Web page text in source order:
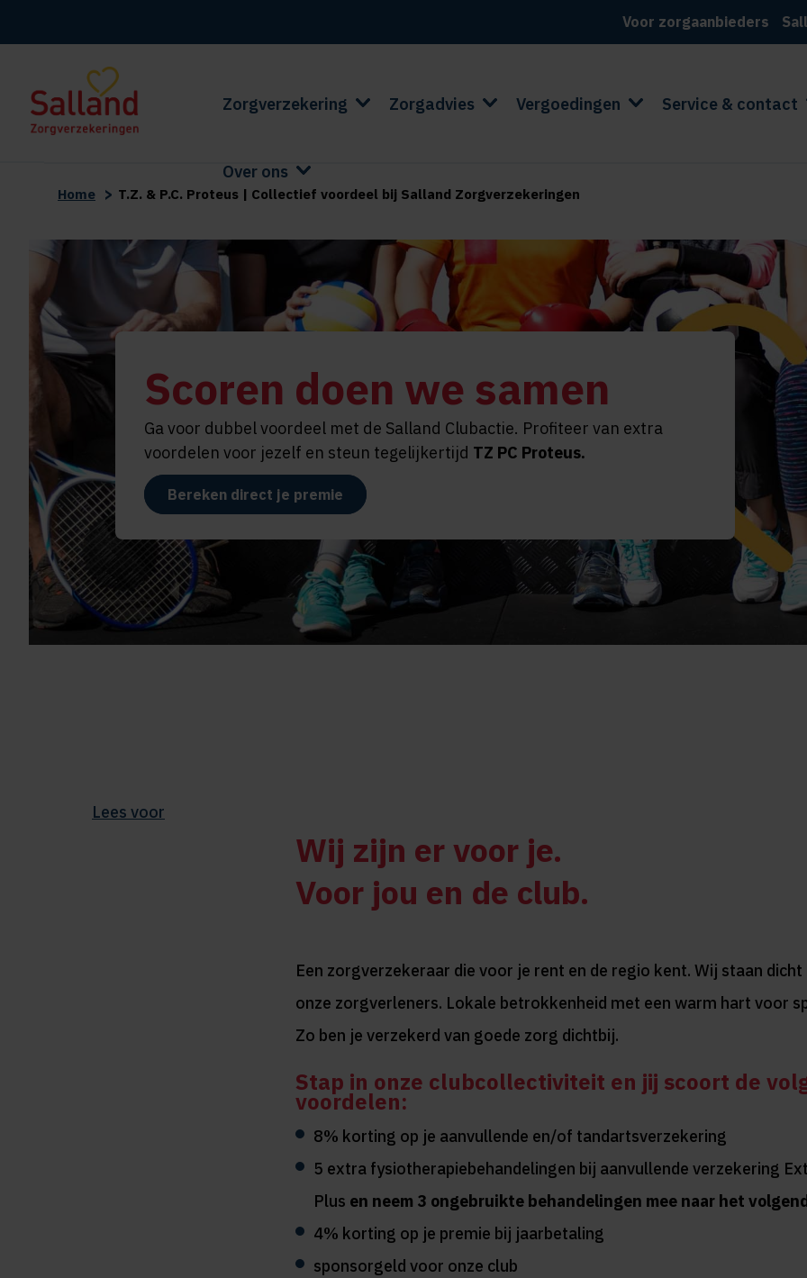
Voor zorgaanbieders
Zorgverzekering Zorgadvies Vergoedingen Service & contact
Over ons
Home > T.Z. & P.C. Proteus | Collectief voordeel bij Salland Zorgverzekeringen
Scoren doen we samen
Ga voor dubbel voordeel met de Salland Clubactie. Profiteer van extra
voordelen voor jezelf en steun tegelijkertijd TZ PC Proteus.
Bereken direct je premie
Lees voor
Wij zijn er voor je.
Voor jou en de club.
Een zorgverzekeraar die voor je rent en de regio kent. Wij staan dicht
onze zorgverleners. Lokale betrokkenheid met een warm hart voor
Zo ben je verzekerd van goede zorg dichtbij.
Stap in onze clubcollectiviteit en jij scoort de
voordelen:
8% korting op je aanvullende en/of tandartsverzekering
5 extra fysiotherapiebehandelingen bij aanvullende verzekering
Plus en neem 3 ongebruikte behandelingen mee naar het
4% korting op je premie bij jaarbetaling
sponsorgeld voor onze club